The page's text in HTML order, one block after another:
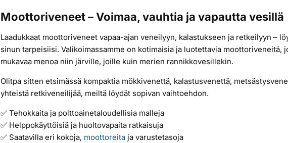
Moottoriveneet – Voimaa, vauhtia ja vapautta vesillä
Laadukkaat moottoriveneet vapaa-ajan veneilyyn, kalastukseen ja retkeilyyn –
sinun tarpeisiisi. Valikoimassamme on kotimaisia ja luotettavia moottoriveneitä,
mukavaa menoa niin järville, joille kuin merien rannikkovesillekin.
Olitpa sitten etsimässä kompaktia mökkivenettä, kalastusvenettä,
yhteistä retkiveneilijää, meiltä löydät sopivan vaihtoehdon.
✅ Tehokkaita ja polttoainetaloudellisia malleja
✅ Helppokäyttöisiä ja huoltovapaita ratkaisuja
✅ Saatavilla eri kokoja, moottoreita ja varustetasoja